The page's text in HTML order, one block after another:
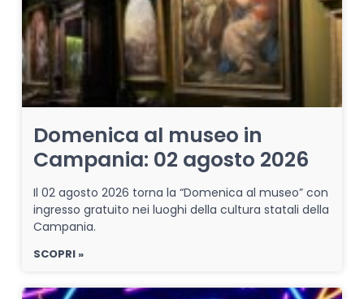
Domenica al museo in
Campania: 02 agosto 2026
Il 02 agosto 2026 torna la “Domenica al museo” con
ingresso gratuito nei luoghi della cultura statali della
Campania.
SCOPRI »